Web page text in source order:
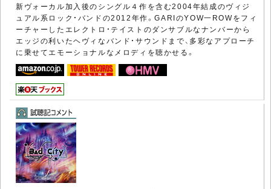
新ヴォーカル加入後のシングル４作を含む2004年結成のヴィジ
ュアル系ロック・バンドの2012年作。GARIのYOW一ROWをフィ
ーチャーしたエレクトロ・テイストのダンサブルなナンバーから
エッジの利いたヘヴィなバンド・サウンドまで、多彩なアプローチ
に乗せてエモーショナルなメロディを聴かせる。